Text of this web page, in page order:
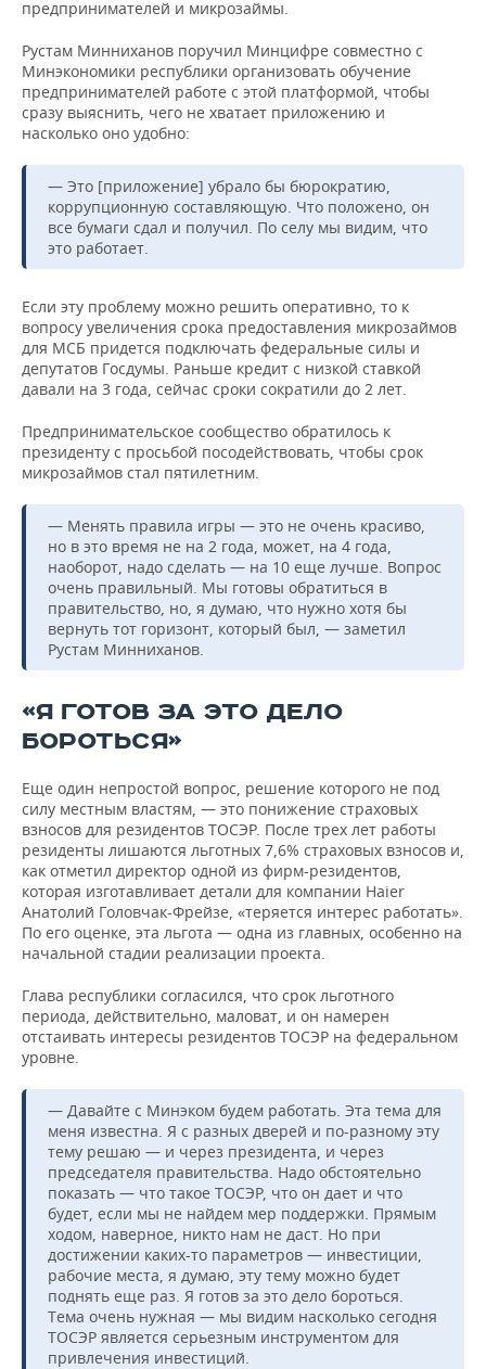
предпринимателей и микрозаймы.
Рустам Минниханов поручил Минцифре совместно с
Минэкономики республики организовать обучение
предпринимателей работе с этой платформой, чтобы
сразу выяснить, чего не хватает приложению и
насколько оно удобно:
— Это [приложение] убрало бы бюрократию,
коррупционную составляющую. Что положено, он
все бумаги сдал и получил. По селу мы видим, что
это работает.
Если эту проблему можно решить оперативно, то к
вопросу увеличения срока предоставления микрозаймов
для МСБ придется подключать федеральные силы и
депутатов Госдумы. Раньше кредит с низкой ставкой
давали на 3 года, сейчас сроки сократили до 2 лет.
Предпринимательское сообщество обратилось к
президенту с просьбой посодействовать, чтобы срок
микрозаймов стал пятилетним.
— Менять правила игры — это не очень красиво,
но в это время не на 2 года, может, на 4 года,
наоборот, надо сделать — на 10 еще лучше. Вопрос
очень правильный. Мы готовы обратиться в
правительство, но, я думаю, что нужно хотя бы
вернуть тот горизонт, который был, — заметил
Рустам Минниханов.
«Я ГОТОВ ЗА ЭТО ДЕЛО
БОРОТЬСЯ»
Еще один непростой вопрос, решение которого не под
силу местным властям, — это понижение страховых
взносов для резидентов ТОСЭР. После трех лет работы
резиденты лишаются льготных 7,6% страховых взносов и,
как отметил директор одной из фирм-резидентов,
которая изготавливает детали для компании Haier
Анатолий Головчак-Фрейзе, «теряется интерес работать».
По его оценке, эта льгота — одна из главных, особенно на
начальной стадии реализации проекта.
Глава республики согласился, что срок льготного
периода, действительно, маловат, и он намерен
отстаивать интересы резидентов ТОСЭР на федеральном
уровне.
— Давайте с Минэком будем работать. Эта тема для
меня известна. Я с разных дверей и по-разному эту
тему решаю — и через президента, и через
председателя правительства. Надо обстоятельно
показать — что такое ТОСЭР, что он дает и что
будет, если мы не найдем мер поддержки. Прямым
ходом, наверное, никто нам не даст. Но при
достижении каких-то параметров — инвестиции,
рабочие места, я думаю, эту тему можно будет
поднять еще раз. Я готов за это дело бороться.
Тема очень нужная — мы видим насколько сегодня
ТОСЭР является серьезным инструментом для
привлечения инвестиций.